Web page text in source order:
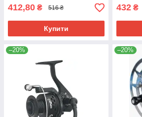
412,80 ₴ 516 ₴
Купити
432 ₴
–20% –20%